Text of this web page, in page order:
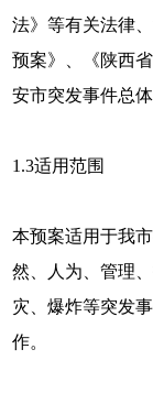
法》等有关法律
预案》、《陕西
安市突发事件总
1.3适用范围
本预案适用于我
然、人为、管理
灾、爆炸等突发
作。